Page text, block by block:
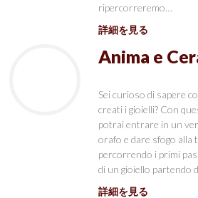
ripercorreremo…
詳細を見る
Anima e
Sei curioso di sapere
creati i gioielli? Con
potrai entrare in un
orafo e dare sfogo alla
percorrendo i primi
di un gioiello partendo
詳細を見る